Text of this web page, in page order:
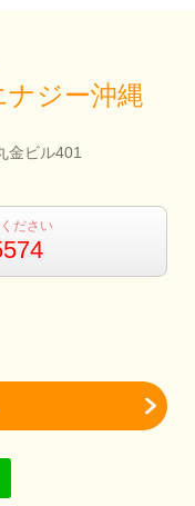
ジー沖縄
金ビル401
ださい